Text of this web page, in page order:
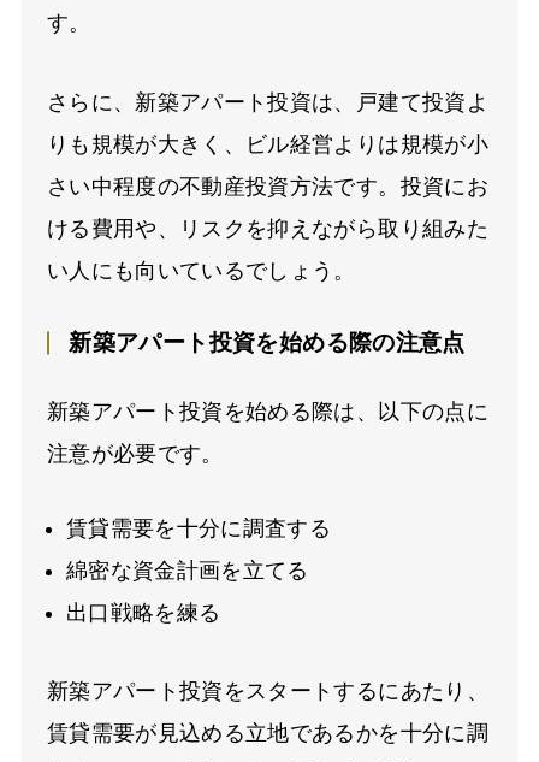
す。
さらに、新築アパート投資は、戸建て投資よ
りも規模が大きく、ビル経営よりは規模が小
さい中程度の不動産投資方法です。投資にお
ける費用や、リスクを抑えながら取り組みた
い人にも向いているでしょう。
新築アパート投資を始める際の注意点
新築アパート投資を始める際は、以下の点に
注意が必要です。
賃貸需要を十分に調査する
綿密な資金計画を立てる
出口戦略を練る
新築アパート投資をスタートするにあたり、
賃貸需要が見込める立地であるかを十分に調